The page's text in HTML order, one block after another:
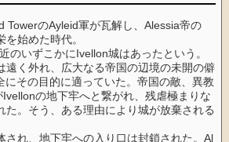
TowerのAyleid軍が瓦解し、Alessia帝の
始めた時代。
のいずこかにIvellon城はあったという。
遠く外れ、広大なる帝国の辺境の未開の僻
にその目的に適っていた。帝国の敵、異教
の地下牢へと繋がれ、残虐極まりな
た。そう、ある理由により城が放棄される
され、地下牢への入り口は封鎖された。Al